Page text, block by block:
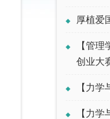
厚植爱
【管
创业大
【力
【力